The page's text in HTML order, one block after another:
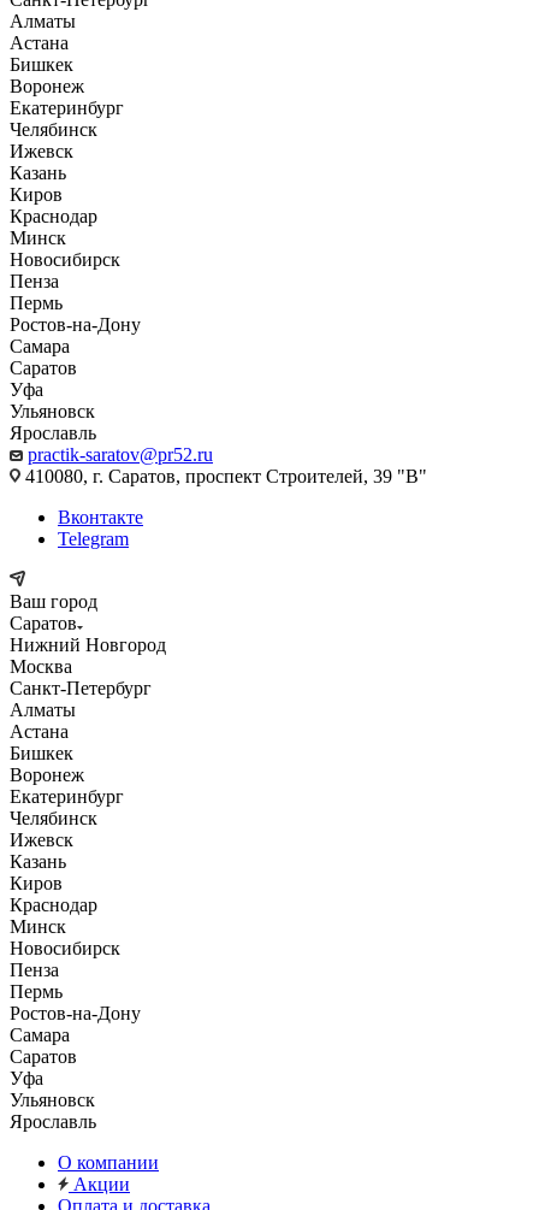
Алматы
Астана
Бишкек
Воронеж
Екатеринбург
Челябинск
Ижевск
Казань
Киров
Краснодар
Минск
Новосибирск
Пенза
Пермь
Ростов-на-Дону
Самара
Саратов
Уфа
Ульяновск
Ярославль
practik-saratov@pr52.ru
410080, г. Саратов, проспект Строителей, 39 "В"
Вконтакте
Telegram
Ваш город
Саратов
Нижний Новгород
Москва
Санкт-Петербург
Алматы
Астана
Бишкек
Воронеж
Екатеринбург
Челябинск
Ижевск
Казань
Киров
Краснодар
Минск
Новосибирск
Пенза
Пермь
Ростов-на-Дону
Самара
Саратов
Уфа
Ульяновск
Ярославль
О компании
Акции
Оплата и доставка